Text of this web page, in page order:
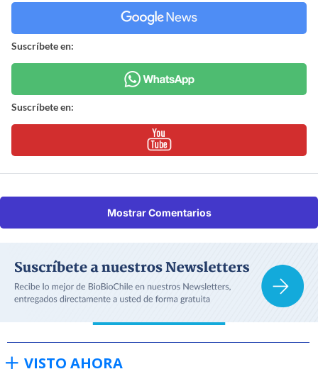
Suscríbete en:
Suscríbete en:
Mostrar Comentarios
VISTO AHORA